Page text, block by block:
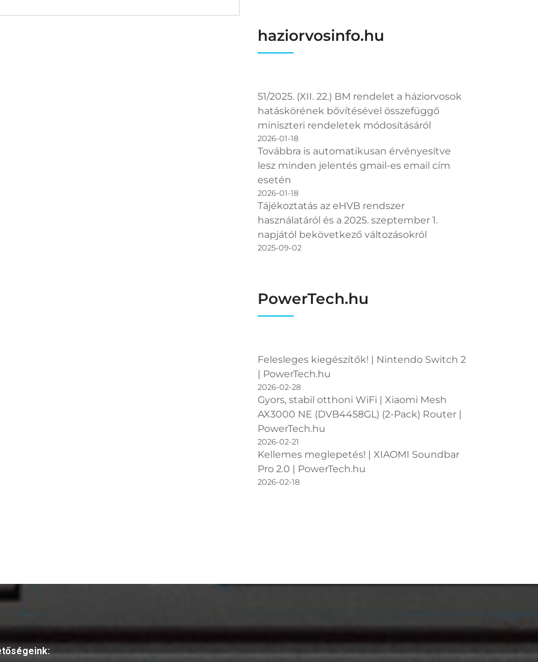
haziorvosinfo.hu
51/2025. (XII. 22.) BM rendelet a háziorvosok
hatáskörének bővítésével összefüggő
miniszteri rendeletek módosításáról
2026-01-18
Továbbra is automatikusan érvényesítve
lesz minden jelentés gmail-es email cím
esetén
2026-01-18
Tájékoztatás az eHVB rendszer
használatáról és a 2025. szeptember 1.
napjától bekövetkező változásokról
2025-09-02
PowerTech.hu
Felesleges kiegészítők! | Nintendo Switch 2
| PowerTech.hu
2026-02-28
Gyors, stabil otthoni WiFi | Xiaomi Mesh
AX3000 NE (DVB4458GL) (2-Pack) Router |
PowerTech.hu
2026-02-21
Kellemes meglepetés! | XIAOMI Soundbar
Pro 2.0 | PowerTech.hu
2026-02-18